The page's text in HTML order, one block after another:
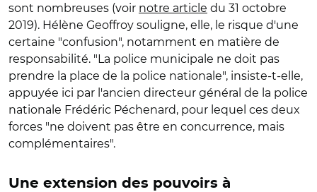
sont nombreuses (voir notre article du 31 octobre
2019). Hélène Geoffroy souligne, elle, le risque d'une
certaine "confusion", notamment en matière de
responsabilité. "La police municipale ne doit pas
prendre la place de la police nationale", insiste-t-elle,
appuyée ici par l'ancien directeur général de la police
nationale Frédéric Péchenard, pour lequel ces deux
forces "ne doivent pas être en concurrence, mais
complémentaires".
Une extension des pouvoirs à